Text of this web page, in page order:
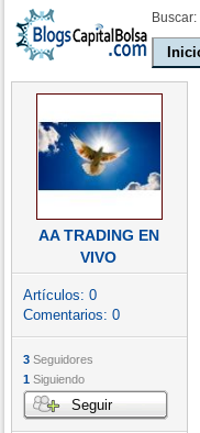
Buscar:
AA TRADING EN
VIVO
Artículos: 0
Comentarios: 0
3 Seguidores
1 Siguiendo
Seguir